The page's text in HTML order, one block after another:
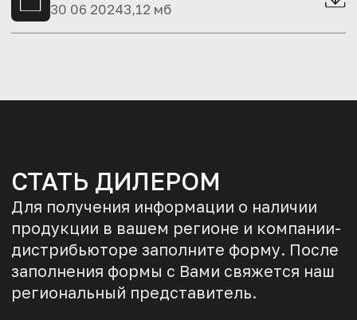
30 06 20243,12 мб
СТАТЬ ДИЛЕРОМ
Для получения информации о наличии
продукции в вашем регионе и компании-
дистрибьюторе заполните форму. После
заполнения формы с Вами свяжется наш
региональный представитель.